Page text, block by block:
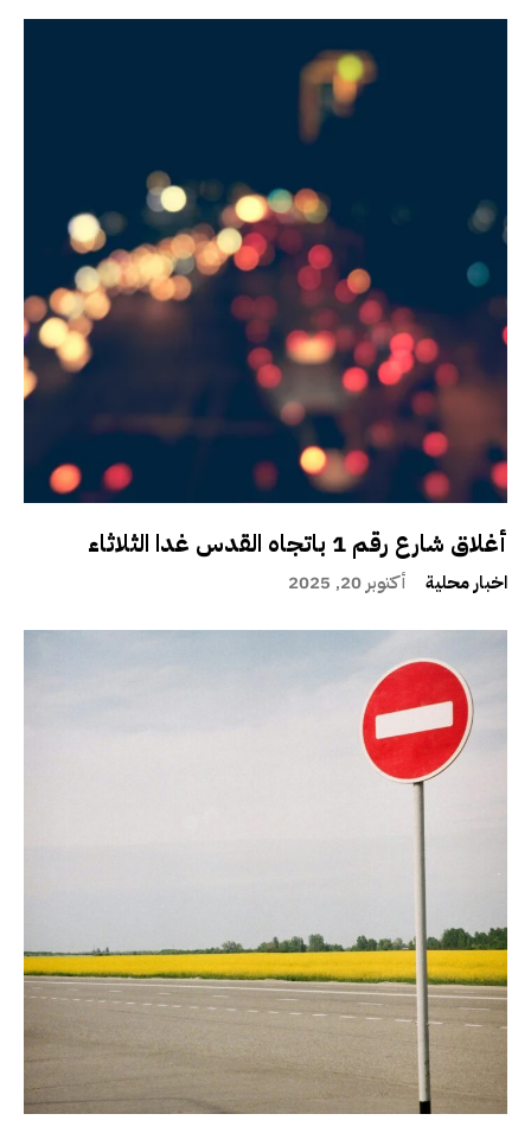
أغلاق شارع رقم 1 باتجاه القدس غدا الثلاثاء
اخبار محلية أكتوبر 20, 2025